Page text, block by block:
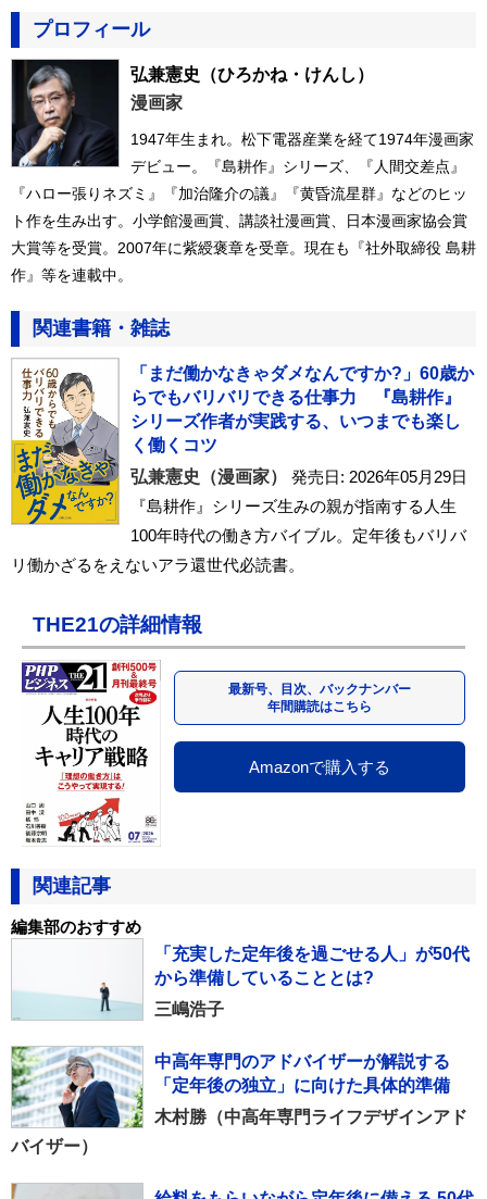
プロフィール
弘兼憲史
（ひろかね・けんし）
漫画家
1947年生まれ。松下電器産業を経て1974年漫画家
デビュー。『島耕作』シリーズ、『人間交差点』
『ハロー張りネズミ』『加治隆介の議』『黄昏流星群』などのヒッ
ト作を生み出す。小学館漫画賞、講談社漫画賞、日本漫画家協会賞
大賞等を受賞。2007年に紫綬褒章を受章。現在も『社外取締役 島耕
作』等を連載中。
関連書籍・雑誌
「まだ働かなきゃダメなんですか?」60歳か
らでもバリバリできる仕事力 『島耕作』
シリーズ作者が実践する、いつまでも楽し
く働くコツ
弘兼憲史（漫画家）
発売日: 2026年05月29日
『島耕作』シリーズ生みの親が指南する人生
100年時代の働き方バイブル。定年後もバリバ
リ働かざるをえないアラ還世代必読書。
THE21の詳細情報
最新号、目次、バックナンバー
年間購読はこちら
Amazonで購入する
関連記事
編集部のおすすめ
「充実した定年後を過ごせる人」が50代
から準備していることとは?
三嶋浩子
中高年専門のアドバイザーが解説する
「定年後の独立」に向けた具体的準備
木村勝（中高年専門ライフデザインアド
バイザー）